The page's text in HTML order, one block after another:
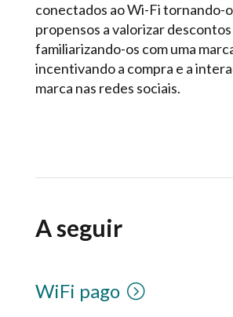
conectados ao Wi-Fi tornando-
propensos a valorizar
familiarizando-os com uma
incentivando a compra e a
marca nas redes sociais.
A seguir
WiFi pago